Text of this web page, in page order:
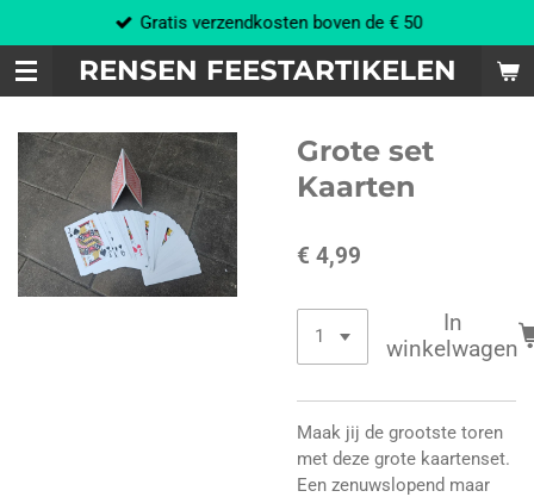
direct
naar
de
hoofdinhoud
RENSEN FEESTARTIKELEN
Gratis verzendkosten boven de € 50
Grote set
Kaarten
€ 4,99
In
winkelwagen
Maak jij de grootste toren
met deze grote kaartenset.
Een zenuwslopend maar